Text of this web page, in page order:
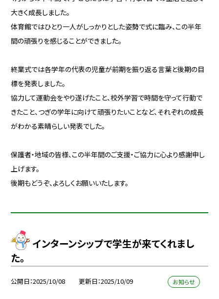
大きく成長しました。
体育館ではひとり一人がしっかりとした姿勢で式に臨み、この半年
間の頑張りを感じることができました。
終業式では各学年の代表の児童が前期を振り返る言葉と後期の目
標を発表しました。
協力して運動会をやり遂げたこと、校外学習で時間を守って行動で
きたこと、つぎの学年に向けて頑張りたいことなど、それぞれの成長
がわかる素晴らしい発表でした。
保護者・地域の皆様、この半年間のご支援・ご協力に心より感謝申し
上げます。
後期もどうぞ、よろしくお願いいたします。
インターンシップで学生が来てくれまし
た。
公開日 2025/10/08 更新日 2025/10/09 お知らせ